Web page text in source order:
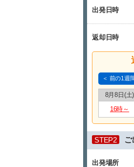
出発日時
返却日時
＜ 前の1週
8月8日(土)
16時～
STEP2
出発場所